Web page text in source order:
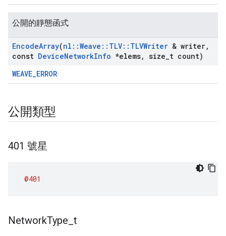
公開的靜態函式
EncodeArray(nl ::Weave :: TLV:: TLVWriter & writer,
const DeviceNetworkInfo *elems, size t count)
WEAVE_ERROR
公開類型
401 號星
@401
NetworkType t